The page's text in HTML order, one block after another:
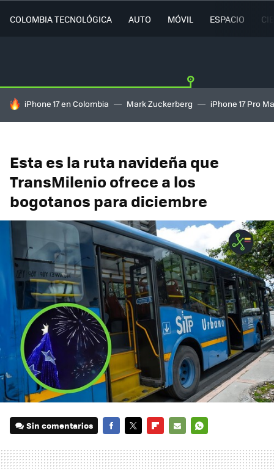
COLOMBIA TECNOLÓGICA AUTO MÓVIL ESPACIO
HOY SE HABLA DE
iPhone 17 en Colombia Mark Zuckerberg iPhone 17 Pro
Esta es la ruta navideña que
TransMilenio ofrece a los
bogotanos para diciembre
Sin comentarios
MAIL